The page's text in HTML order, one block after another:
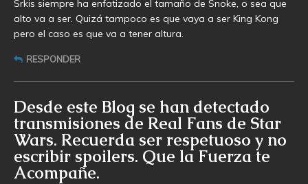
Srkis siempre ha enfatizado el tamaño de Snoke, o sea que
alto va a ser. Quizá tampoco es que vaya a ser King Kong
pero el caso es que va a tener altura.
RESPONDER
Desde este Blog se han detectado
transmisiones de Real Fans de Star
Wars. Recuerda ser respetuoso y no
escribir spoilers. Que la Fuerza te
Acompañe.